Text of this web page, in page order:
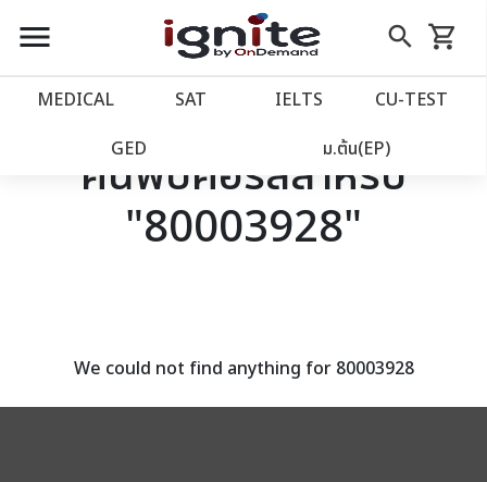
close
account_balance หน้าแรก
เว็บไซต์อิกไนท์
โปรโมชั่น
assignment ลงทะเบียน
menu search
Skip
to
shopping_cart
รถเข็น
MEDICAL SAT IELTS CU‑TEST
GED ม.ต้น(EP)
ค้นพบคอร์สสำหรับ
"80003928"
We could not find anything for 80003928